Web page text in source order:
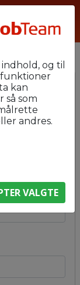
og til
funktioner
kan
så som
andres.
VALGTE